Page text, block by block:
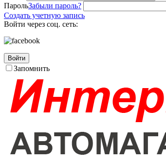
ПарольЗабыли пароль?
Создать учетную запись
Войти через соц. сеть:
Войти
Запомнить